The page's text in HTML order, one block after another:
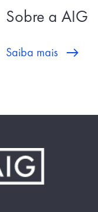
Sobre a AIG
Saiba mais